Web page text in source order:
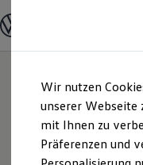
Hauptinhalt
springen
Footer
springen
Modelle und
Modelle
Elektroautos
ENERGY
Nutzfahrzeuge
SUV und CUV
Familienautos
Wir nutzen
unserer Webseite
mit Ihnen zu
Präferenzen und